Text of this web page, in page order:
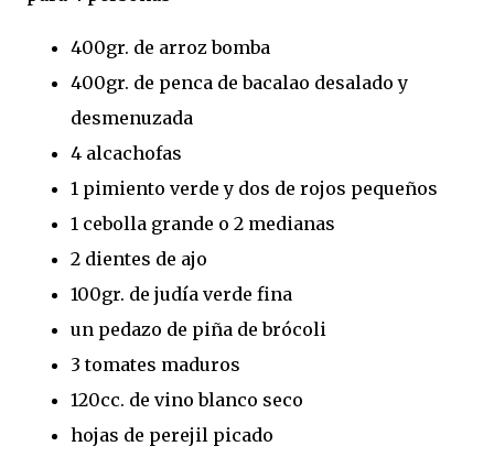
400gr. de arroz bomba
400gr. de penca de bacalao desalado y
desmenuzada
4 alcachofas
1 pimiento verde y dos de rojos pequeños
1 cebolla grande o 2 medianas
2 dientes de ajo
100gr. de judía verde fina
un pedazo de piña de brócoli
3 tomates maduros
120cc. de vino blanco seco
hojas de perejil picado